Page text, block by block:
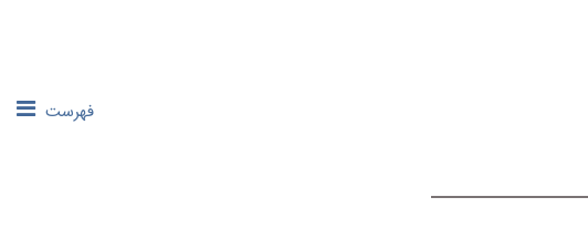
فهرست